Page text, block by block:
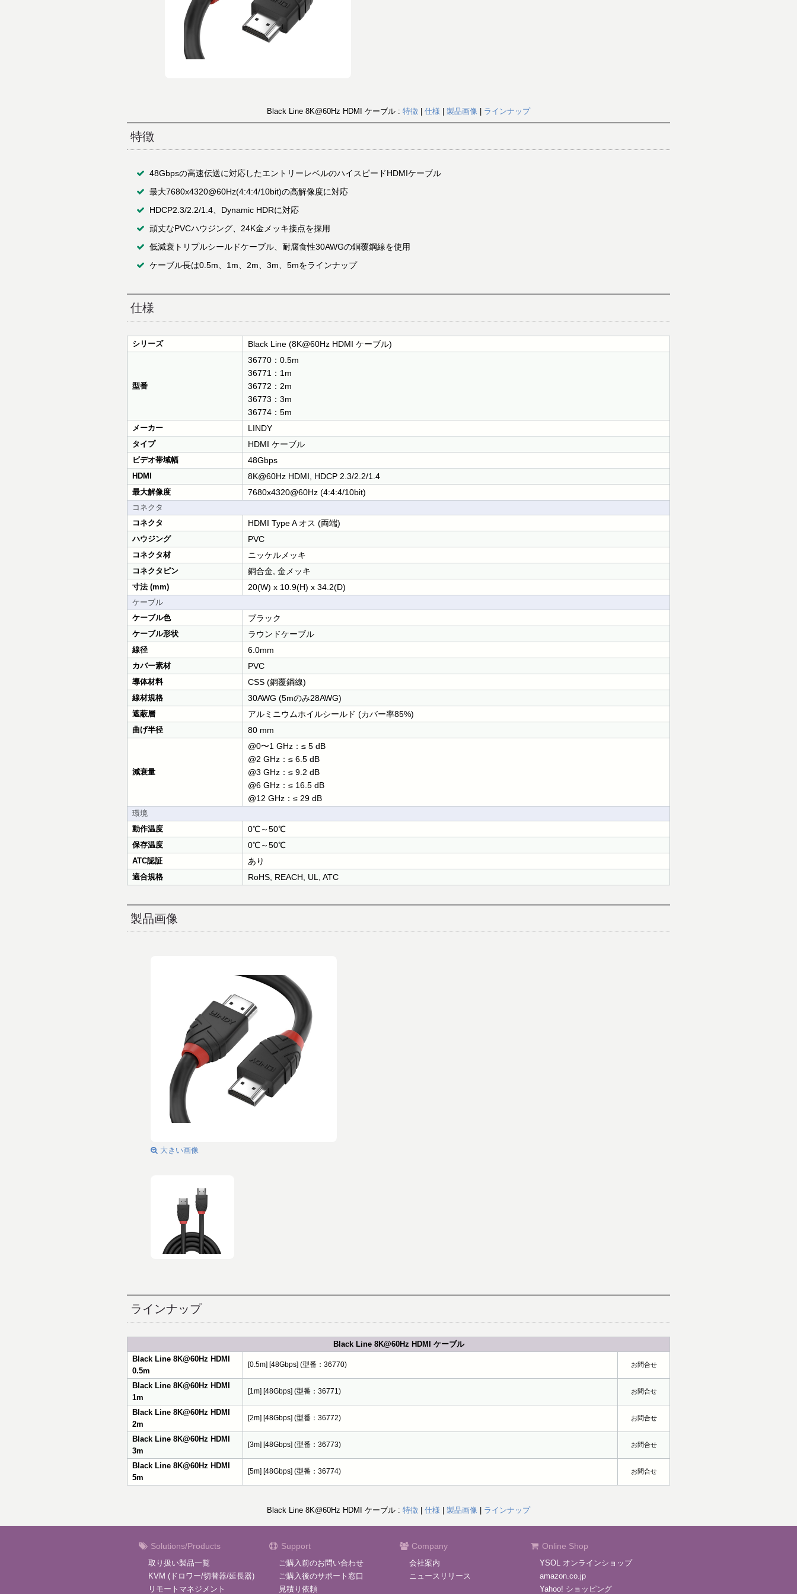
Black Line 8K@60Hz HDMI ケーブル : 特徴 仕様 製品画像 ラインナップ
特徴
48Gbpsの高速伝送に対応したエントリーレベルのハイスピードHDMIケーブル
最大7680x4320@60Hz(4:4:4/10bit)の高解像度に対応
HDCP2.3/2.2/1.4、Dynamic HDRに対応
頑丈なPVCハウジング、24K金メッキ接点を採用
低減衰トリプルシールドケーブル、耐腐食性30AWGの銅覆鋼線を使用
ケーブル長は0.5m、1m、2m、3m、5mをラインナップ
仕様
シリーズ Black Line (8K@60Hz HDMI ケーブル)
型番
36770：0.5m
36771：1m
36772：2m
36773：3m
36774：5m
メーカー LINDY
タイプ HDMI ケーブル
ビデオ帯域幅 48Gbps
HDMI 8K@60Hz HDMI, HDCP 2.3/2.2/1.4
最大解像度 7680x4320@60Hz (4:4:4/10bit)
コネクタ
コネクタ
HDMI Type A オス (両端)
ハウジング PVC
コネクタ材 ニッケルメッキ
コネクタピン 銅合金, 金メッキ
寸法 (mm) 20(W) x 10.9(H) x 34.2(D)
ケーブル
ケーブル色
ブラック
ケーブル形状 ラウンドケーブル
線径 6.0mm
カバー素材 PVC
導体材料 CSS (銅覆鋼線)
線材規格 30AWG (5mのみ28AWG)
遮蔽層 アルミニウムホイルシールド (カバー率85%)
曲げ半径 80 mm
減衰量
@0〜1 GHz：≤ 5 dB
@2 GHz：≤ 6.5 dB
@3 GHz：≤ 9.2 dB
@6 GHz：≤ 16.5 dB
@12 GHz：≤ 29 dB
環境
動作温度
0℃～50℃
保存温度 0℃～50℃
ATC認証 あり
適合規格 RoHS, REACH, UL, ATC
製品画像
大きい画像
ラインナップ
Black Line 8K@60Hz HDMI ケーブル
Black Line 8K@60Hz HDMI
0.5m
[0.5m] [48Gbps] (型番：36770) お問合せ
Black Line 8K@60Hz HDMI
1m
[1m] [48Gbps] (型番：36771) お問合せ
Black Line 8K@60Hz HDMI
2m
[2m] [48Gbps] (型番：36772) お問合せ
Black Line 8K@60Hz HDMI
3m
[3m] [48Gbps] (型番：36773) お問合せ
Black Line 8K@60Hz HDMI
5m
[5m] [48Gbps] (型番：36774) お問合せ
Black Line 8K@60Hz HDMI ケーブル : 特徴 仕様 製品画像 ラインナップ
Solutions/Products
取り扱い製品一覧
KVM (ドロワー/切替器/延長器)
リモートマネジメント
Support
ご購入前のお問い合わせ
ご購入後のサポート窓口
見積り依頼
Company
会社案内
ニュースリリース
Online Shop
YSOL オンラインショップ
amazon.co.jp
Yahoo! ショッピング